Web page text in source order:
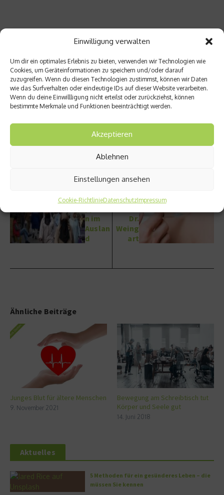
Einwilligung verwalten
Um dir ein optimales Erlebnis zu bieten, verwenden wir Technologien wie
Cookies, um Geräteinformationen zu speichern und/oder darauf
zuzugreifen. Wenn du diesen Technologien zustimmst, können wir Daten
wie das Surfverhalten oder eindeutige IDs auf dieser Website verarbeiten.
Wenn du deine Einwillligung nicht erteilst oder zurückziehst, können
bestimmte Merkmale und Funktionen beeinträchtigt werden.
Akzeptieren
Ablehnen
Einstellungen ansehen
Cookie-RichtlinieDatenschutzImpressum
Quelle: Pressemittelung der TU Darmstadt/
Beitrag teilen
Vorsic
ht vor
mente
Schnä
n im
Auslan
d
Prolife
sthera
Intervi
Dr.
Weing
art
Ähnliche Beiträge
Junges Blut für ältere Menschen
9. November 2021
Bewegung am Schreibtisch tut
Körper und Seele gut
14. Juni 2018
Aktuelles
5 Methoden für ein gesünderes Leben – die
müssen Sie kennen